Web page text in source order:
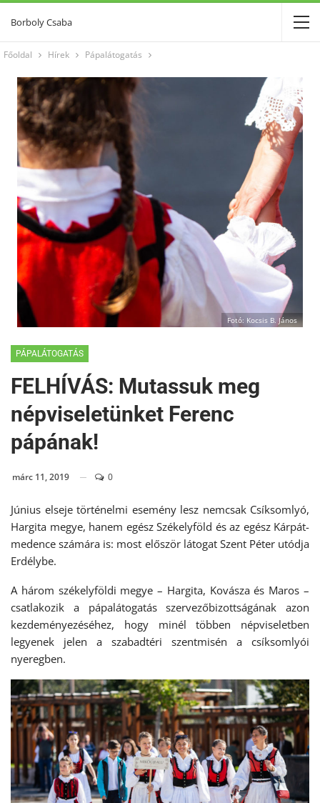
Borboly Csaba
Főoldal Hírek Pápalátogatás
Fotó: Kocsis B. János
PÁPALÁTOGATÁS
FELHÍVÁS: Mutassuk meg
népviseletünket Ferenc
pápának!
márc 11, 2019 0
Június elseje történelmi esemény lesz nemcsak Csíksomlyó,
Hargita megye, hanem egész Székelyföld és az egész Kárpát-
medence számára is: most először látogat Szent Péter utódja
Erdélybe.
A három székelyföldi megye – Hargita, Kovásza és Maros –
csatlakozik a pápalátogatás szervezőbizottságának azon
kezdeményezéséhez, hogy minél többen népviseletben
legyenek jelen a szabadtéri szentmisén a csíksomlyói
nyeregben.